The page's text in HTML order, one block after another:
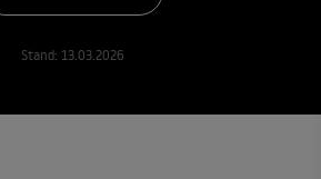
Stand: 13.03.2026